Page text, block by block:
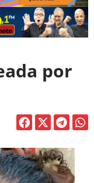
por